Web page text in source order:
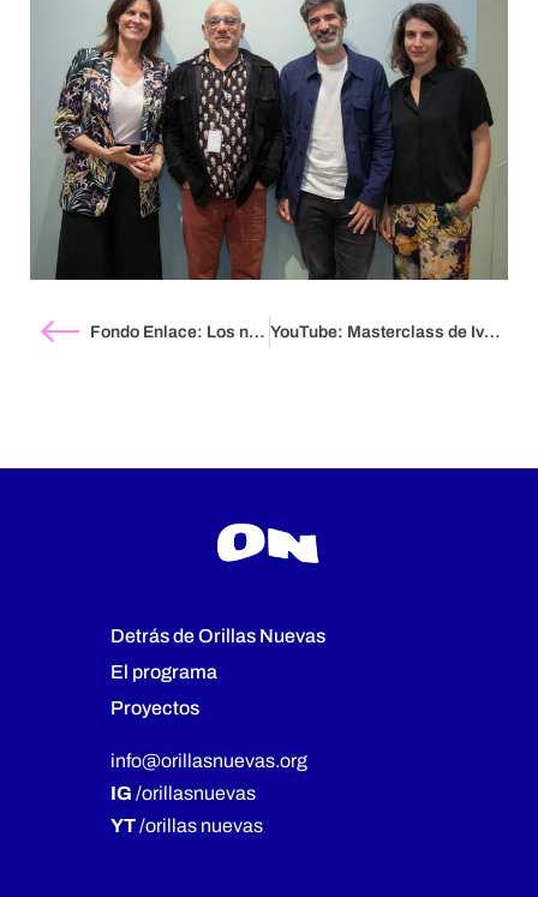
Fondo Enlace: Los números de la convocatoria YouTube: Masterclass de Ivana Müller | Paraíso Club
Detrás de Orillas Nuevas
El programa
Proyectos
info@orillasnuevas.org
IG /orillasnuevas
YT/orillas nuevas